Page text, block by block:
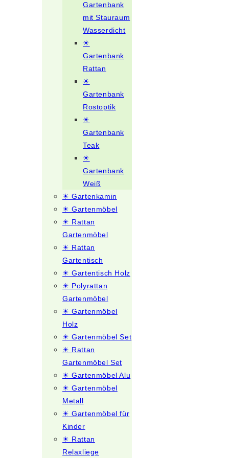
Gartenbank
mit Stauraum
Wasserdicht
☀
Gartenbank
Rattan
☀
Gartenbank
Rostoptik
☀
Gartenbank
Teak
☀
Gartenbank
Weiß
☀ Gartenkamin
☀ Gartenmöbel
☀ Rattan
Gartenmöbel
☀ Rattan
Gartentisch
☀ Gartentisch Holz
☀ Polyrattan
Gartenmöbel
☀ Gartenmöbel
Holz
☀ Gartenmöbel Set
☀ Rattan
Gartenmöbel Set
☀ Gartenmöbel Alu
☀ Gartenmöbel
Metall
☀ Gartenmöbel für
Kinder
☀ Rattan
Relaxliege